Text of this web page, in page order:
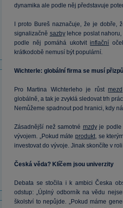
dynamika ale podle něj představuje
I proto Bureš naznačuje, že je dobře,
signalizačně sazbylehce poslat nahoru,
podle něj pomáhá ukotvitinflační
krátkodobě nemusí být populární.
Wichterle: globální firma se musí
Pro Martina Wichterleho je růstmezd
globálně, a tak je zvyklá sledovat trh
Nemůžeme spadnout pod hranici, kdy
Zásadnější než samotné mzdyje podle
vývojem. „Pokud máte produkt, se
investovat do vývoje. Jinak skončíte v
Česká věda? Klíčem jsou univerzity
Debata se stočila i k ambici Česka
odstup: „Úplný odborník na vědu
školství to nepůjde. „Pokud máme